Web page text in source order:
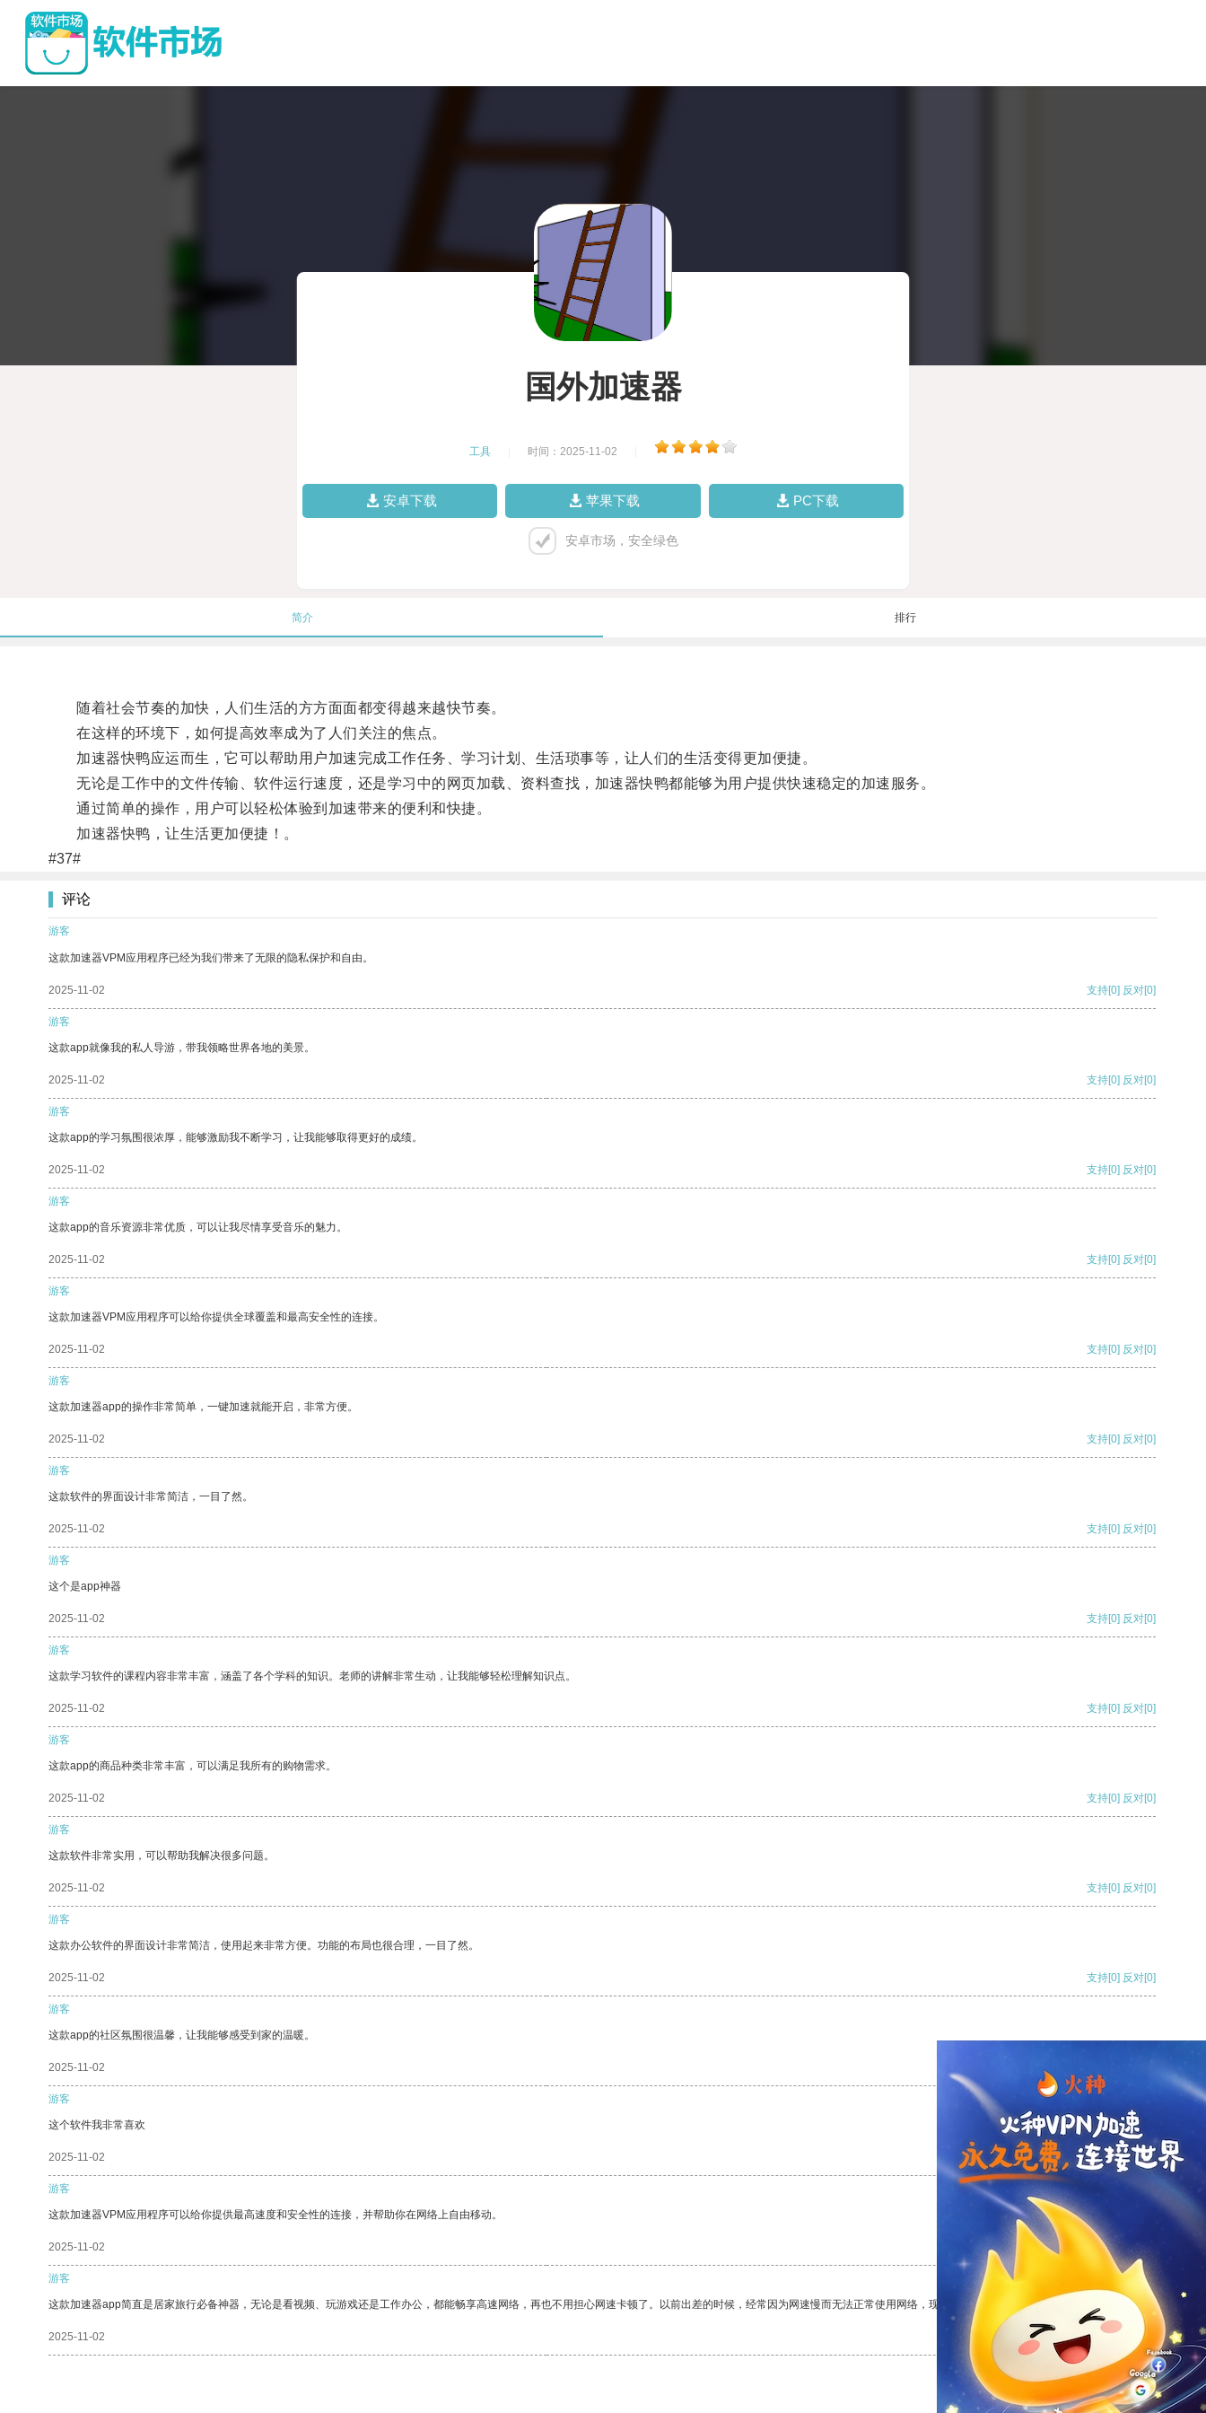
国外加速器
工具 时间：2025-11-02
安卓下载 苹果下载 PC下载
安卓市场，安全绿色
简介 排行
随着社会节奏的加快，人们生活的方方面面都变得越来越快节奏。
在这样的环境下，如何提高效率成为了人们关注的焦点。
加速器快鸭应运而生，它可以帮助用户加速完成工作任务、学习计划、生活琐事等，让人们的生活变得更加便捷。
无论是工作中的文件传输、软件运行速度，还是学习中的网页加载、资料查找，加速器快鸭都能够为用户提供快速稳定的加速服务。
通过简单的操作，用户可以轻松体验到加速带来的便利和快捷。
加速器快鸭，让生活更加便捷！。
#37#
评论
游客
这款加速器VPM应用程序已经为我们带来了无限的隐私保护和自由。
2025-11-02 支持[0] 反对[0]
游客
这款app就像我的私人导游，带我领略世界各地的美景。
2025-11-02 支持[0] 反对[0]
游客
这款app的学习氛围很浓厚，能够激励我不断学习，让我能够取得更好的成绩。
2025-11-02 支持[0] 反对[0]
游客
这款app的音乐资源非常优质，可以让我尽情享受音乐的魅力。
2025-11-02 支持[0] 反对[0]
游客
这款加速器VPM应用程序可以给你提供全球覆盖和最高安全性的连接。
2025-11-02 支持[0] 反对[0]
游客
这款加速器app的操作非常简单，一键加速就能开启，非常方便。
2025-11-02 支持[0] 反对[0]
游客
这款软件的界面设计非常简洁，一目了然。
2025-11-02 支持[0] 反对[0]
游客
这个是app神器
2025-11-02 支持[0] 反对[0]
游客
这款学习软件的课程内容非常丰富，涵盖了各个学科的知识。老师的讲解非常生动，让我能够轻松理解知识点。
2025-11-02 支持[0] 反对[0]
游客
这款app的商品种类非常丰富，可以满足我所有的购物需求。
2025-11-02 支持[0] 反对[0]
游客
这款软件非常实用，可以帮助我解决很多问题。
2025-11-02 支持[0] 反对[0]
游客
这款办公软件的界面设计非常简洁，使用起来非常方便。功能的布局也很合理，一目了然。
2025-11-02 支持[0] 反对[0]
游客
这款app的社区氛围很温馨，让我能够感受到家的温暖。
2025-11-02
游客
这个软件我非常喜欢
2025-11-02 支持 [0] 反对[0]
游客
这款加速器VPM应用程序可以给你提供最高速度和安全性的连接，并帮助你在网络上自由移动。
2025-11-02 支持[0] 反对
游客
这款加速器app简直是居家旅行必备神器，无论是看视频、玩游戏还是工作办公，都能畅享高速网络，再也不用担心网速卡顿了。以前出差的时候，经常因为网速慢而无法正常使用网络，现在有了这个app，我再也不用担心了。
2025-11-02 支持[0] 反对[0]